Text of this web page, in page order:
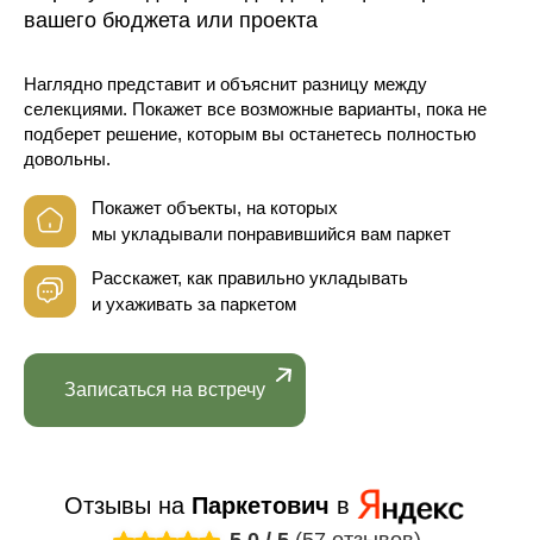
вашего бюджета или проекта
Наглядно представит и объяснит разницу между
селекциями. Покажет все возможные варианты, пока не
подберет решение, которым вы останетесь полностью
довольны.
Покажет объекты, на которых
мы укладывали понравившийся вам паркет
Расскажет, как правильно укладывать
и ухаживать за паркетом
Записаться на встречу
Отзывы на Паркетович в